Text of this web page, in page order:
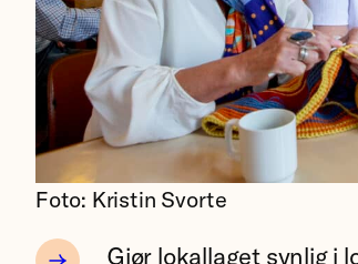
Foto: Kristin Svorte
Gjør lokallaget synlig i